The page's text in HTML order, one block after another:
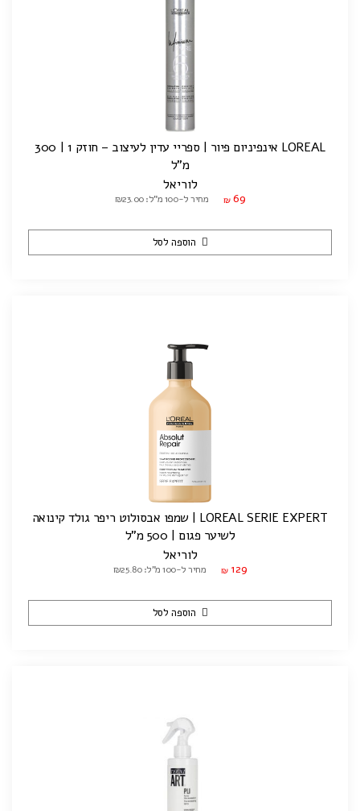
LOREAL אינפיניום פיור | ספריי עדין לעיצוב – חוזק 1 | 300
מ"ל
לוריאל
₪ 69 מחיר ל-100 מ"ל: ₪23.00
הוספה לסל
LOREAL SERIE EXPERT | שמפו אבסולוט ריפר גולד קינואה
לשיער פגום | 500 מ"ל
לוריאל
₪ 129 מחיר ל-100 מ"ל: ₪25.80
הוספה לסל